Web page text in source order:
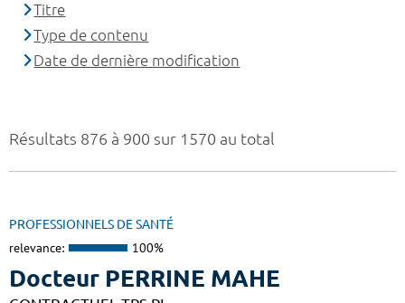
Résultats 876 à 900 sur 1570 au total
PROFESSIONNELS DE SANTÉ
relevance: 100%
Docteur PERRINE MAHE
Titre
Type de contenu
Date de dernière modification